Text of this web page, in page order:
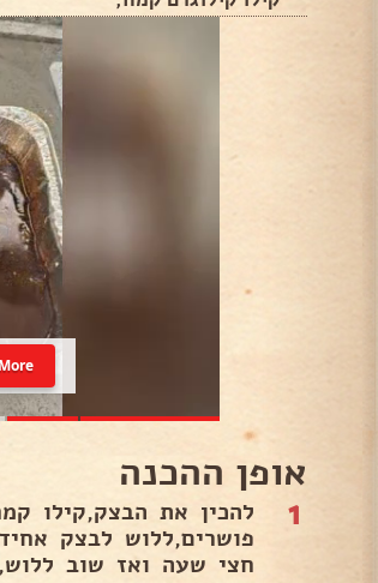
אופן ההכנה
1
חצי שעה ואז שוב